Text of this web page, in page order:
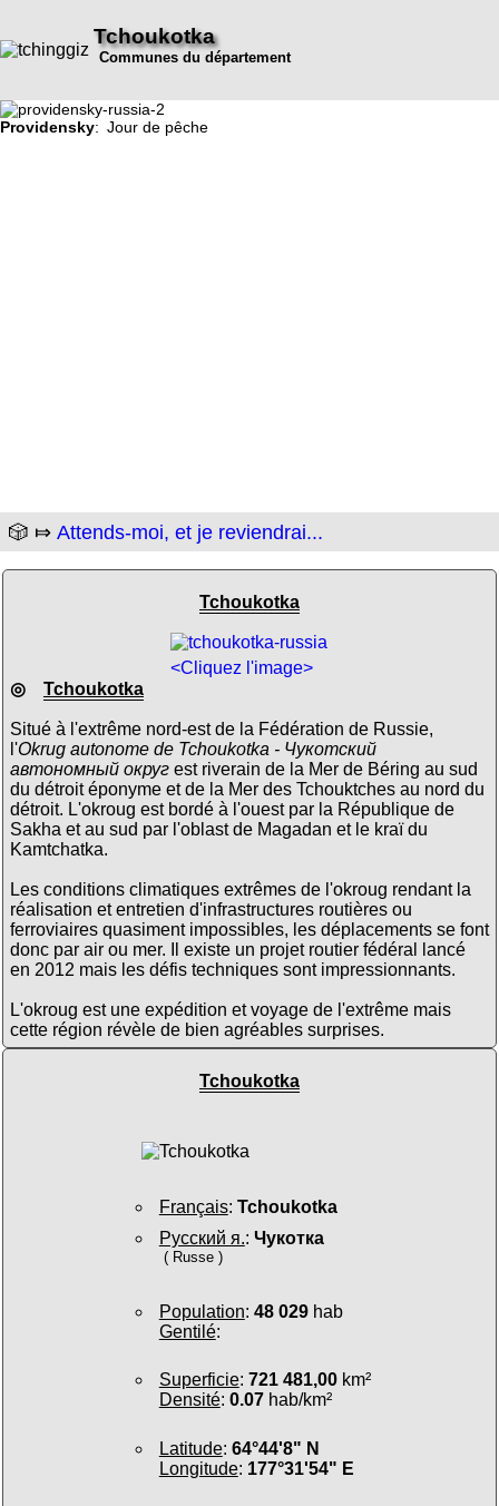
Tchoukotka
Communes du département
Providensky: Jour de pêche
🎲 ⤇ Attends-moi, et je reviendrai...
Tchoukotka
<Cliquez l'image>
◎ Tchoukotka
Situé à l'extrême nord-est de la Fédération de Russie,
l'Okrug autonome de Tchoukotka - Чукотский
автономный округest riverain de la Mer de Béring au sud
du détroit éponyme et de la Mer des Tchouktches au nord du
détroit. L'okroug est bordé à l'ouest par la République de
Sakha et au sud par l'oblast de Magadan et le kraï du
Kamtchatka.
Les conditions climatiques extrêmes de l'okroug rendant la
réalisation et entretien d'infrastructures routières ou
ferroviaires quasiment impossibles, les déplacements se font
donc par air ou mer. Il existe un projet routier fédéral lancé
en 2012 mais les défis techniques sont impressionnants.
L'okroug est une expédition et voyage de l'extrême mais
cette région révèle de bien agréables surprises.
Tchoukotka
Français: Tchoukotka
Русский я.: Чукотка
( Russe )
Population: 48 029hab
Gentilé:
Superficie: 721 481,00km²
Densité: 0.07hab/km²
Latitude: 64°44'8" N
Longitude: 177°31'54" E